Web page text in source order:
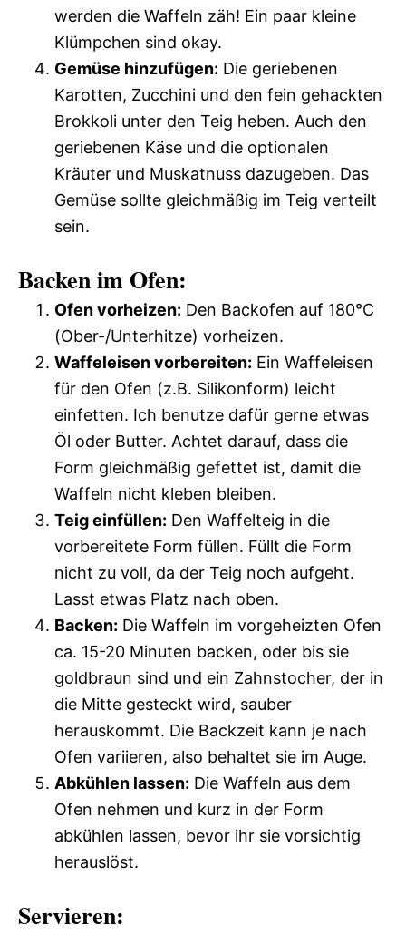
werden die Waffeln zäh! Ein paar kleine
Klümpchen sind okay.
Gemüse hinzufügen: Die geriebenen
Karotten, Zucchini und den fein gehackten
Brokkoli unter den Teig heben. Auch den
geriebenen Käse und die optionalen
Kräuter und Muskatnuss dazugeben. Das
Gemüse sollte gleichmäßig im Teig verteilt
sein.
Backen im Ofen:
Ofen vorheizen: Den Backofen auf 180°C
(Ober-/Unterhitze) vorheizen.
Waffeleisen vorbereiten: Ein Waffeleisen
für den Ofen (z.B. Silikonform) leicht
einfetten. Ich benutze dafür gerne etwas
Öl oder Butter. Achtet darauf, dass die
Form gleichmäßig gefettet ist, damit die
Waffeln nicht kleben bleiben.
Teig einfüllen: Den Waffelteig in die
vorbereitete Form füllen. Füllt die Form
nicht zu voll, da der Teig noch aufgeht.
Lasst etwas Platz nach oben.
Backen: Die Waffeln im vorgeheizten Ofen
ca. 15-20 Minuten backen, oder bis sie
goldbraun sind und ein Zahnstocher, der in
die Mitte gesteckt wird, sauber
herauskommt. Die Backzeit kann je nach
Ofen variieren, also behaltet sie im Auge.
Abkühlen lassen: Die Waffeln aus dem
Ofen nehmen und kurz in der Form
abkühlen lassen, bevor ihr sie vorsichtig
herauslöst.
Servieren: